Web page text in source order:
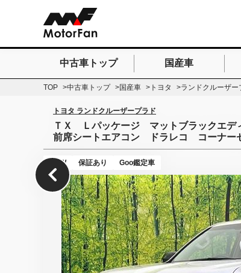
検索したいキー
中古車トップ 国産車
TOP 中古車トップ 国産車 トヨタ ランドクルーザー
トヨタ ランドクルーザープラド
ＴＸ Ｌパッケージ マットブラックエ
前席シートエアコン ドラレコ コーナ
NEW 保証あり Goo鑑定車